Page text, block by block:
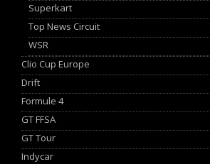
Superkart
Top News Circuit
WSR
Clio Cup Europe
Drift
Formule 4
GT FFSA
GT Tour
Indycar